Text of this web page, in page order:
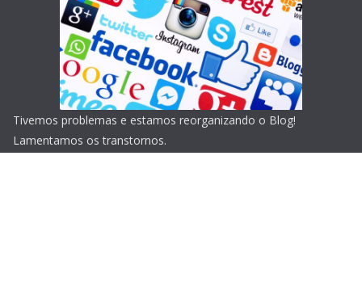
Tivemos problemas e estamos reorganizando o Blog!
Lamentamos os transtornos.